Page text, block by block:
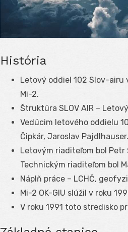
História
Letový oddiel 102 Slov-airu
Mi-2.
Štruktúra SLOV AIR –
Vedúcim letového oddielu
Čipkár, Jaroslav Pajdlhauser.
Letovým riaditeľom bol Petr
Technickým riaditeľom bol
Náplň práce – LCHČ,
Mi-2 OK-GIU slúžil v roku
V roku 1991 toto stredisko